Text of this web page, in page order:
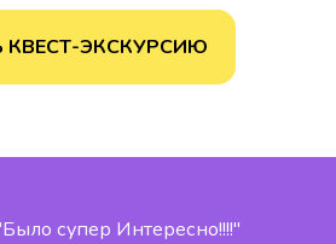
КВЕСТ-ЭКСКУРСИЮ
супер Интересно!!!!"